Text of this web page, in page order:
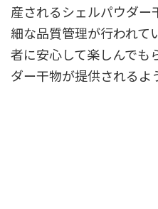
産されるシェルパウダ
細な品質管理が行われて
者に安心して楽しんでも
ダー干物が提供されるよ